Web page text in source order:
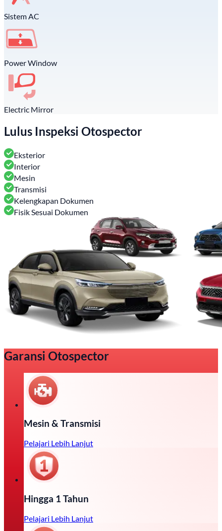
Sistem AC
Power Window
Electric Mirror
Lulus Inspeksi Otospector
Eksterior
Interior
Mesin
Transmisi
Kelengkapan Dokumen
Fisik Sesuai Dokumen
Garansi Otospector
Mesin & Transmisi
Pelajari Lebih Lanjut
Hingga 1 Tahun
Pelajari Lebih Lanjut